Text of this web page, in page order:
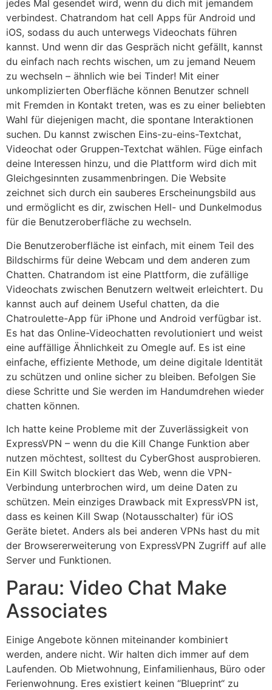
jedes Mal gesendet wird, wenn du dich mit jemandem
verbindest. Chatrandom hat cell Apps für Android und
iOS, sodass du auch unterwegs Videochats führen
kannst. Und wenn dir das Gespräch nicht gefällt, kannst
du einfach nach rechts wischen, um zu jemand Neuem
zu wechseln – ähnlich wie bei Tinder! Mit einer
unkomplizierten Oberfläche können Benutzer schnell
mit Fremden in Kontakt treten, was es zu einer beliebten
Wahl für diejenigen macht, die spontane Interaktionen
suchen. Du kannst zwischen Eins-zu-eins-Textchat,
Videochat oder Gruppen-Textchat wählen. Füge einfach
deine Interessen hinzu, und die Plattform wird dich mit
Gleichgesinnten zusammenbringen. Die Website
zeichnet sich durch ein sauberes Erscheinungsbild aus
und ermöglicht es dir, zwischen Hell- und Dunkelmodus
für die Benutzeroberfläche zu wechseln.
Die Benutzeroberfläche ist einfach, mit einem Teil des
Bildschirms für deine Webcam und dem anderen zum
Chatten. Chatrandom ist eine Plattform, die zufällige
Videochats zwischen Benutzern weltweit erleichtert. Du
kannst auch auf deinem Useful chatten, da die
Chatroulette-App für iPhone und Android verfügbar ist.
Es hat das Online-Videochatten revolutioniert und weist
eine auffällige Ähnlichkeit zu Omegle auf. Es ist eine
einfache, effiziente Methode, um deine digitale Identität
zu schützen und online sicher zu bleiben. Befolgen Sie
diese Schritte und Sie werden im Handumdrehen wieder
chatten können.
Ich hatte keine Probleme mit der Zuverlässigkeit von
ExpressVPN – wenn du die Kill Change Funktion aber
nutzen möchtest, solltest du CyberGhost ausprobieren.
Ein Kill Switch blockiert das Web, wenn die VPN-
Verbindung unterbrochen wird, um deine Daten zu
schützen. Mein einziges Drawback mit ExpressVPN ist,
dass es keinen Kill Swap (Notausschalter) für iOS
Geräte bietet. Anders als bei anderen VPNs hast du mit
der Browsererweiterung von ExpressVPN Zugriff auf alle
Server und Funktionen.
Parau: Video Chat Make
Associates
Einige Angebote können miteinander kombiniert
werden, andere nicht. Wir halten dich immer auf dem
Laufenden. Ob Mietwohnung, Einfamilienhaus, Büro oder
Ferienwohnung. Eres existiert keinen “Blueprint“ zu